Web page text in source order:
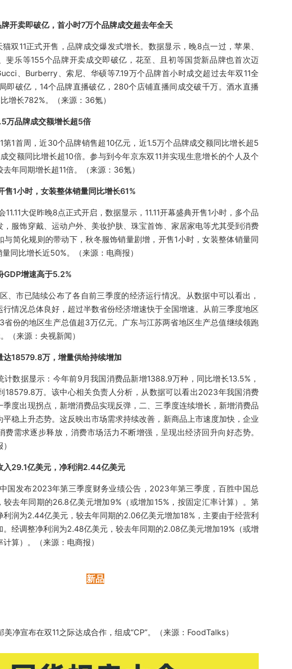
开卖即破亿，首小时7万个品牌成交超去年全天
双11正式开售，品牌成交爆发式增长。数据显示，晚8点一过，苹果、
斐乐等155个品牌开卖成交即破亿，花至、且初等国货新品牌也首次迈
、Burberry、索尼、华硕等7.19万个品牌首小时成交超过去年双11全
即破亿，14个品牌直播破亿，280个店铺直播间成交破千万。酒水直播
增长782%。（来源：36氪）
万品牌成交额增长超5倍
第1首周，近30个品牌销售超10亿元，近1.5万个品牌成交额同比增长超5
交额同比增长超10倍。参与到今年京东双11并实现生意增长的个人及个
年同期增长超11倍。（来源：36氪）
售1小时，女装整体销量同比增长61%
11.11大促昨晚8点正式开启，数据显示，11.11开幕盛典开售1小时，多个品
，服饰穿戴、运动户外、美妆护肤、珠宝首饰、家居家电等尤其受到消费
与简化规则的带动下，秋冬服饰销量剧增，开售1小时，女装整体销量同
同比增长近50%。（来源：电商报）
GDP增速高于5.2%
、市已陆续公布了各自前三季度的经济运行情况。从数据中可以看出，
行情况总体良好，超过半数省份经济增速快于全国增速。从前三季度地区
省份的地区生产总值超3万亿元。广东与江苏两省地区生产总值继续领跑
（来源：央视新闻）
达18579.8万，增量供给持续增加
计数据显示：今年前9月我国消费品新增1388.9万种，同比增长13.5%，
18579.8万。该中心相关负责人分析，从数据可以看出2023年我国消费
季度出现拐点，新增消费品实现反弹，二、三季度连续增长，新增消费品
平稳上升态势。这反映出市场需求持续改善，新商品上市速度加快，企业
费需求逐步释放，消费市场活力不断增强，呈现出经济回升向好态势。
入29.1亿美元，净利润2.44亿美元
国发布2023年第三季度财务业绩公告，2023年第三季度，百胜中国总
较去年同期的26.8亿美元增加9%（或增加15%，按固定汇率计算）。第
利润为2.44亿美元，较去年同期的2.06亿美元增加18%，主要由于经营利
。经调整净利润为2.48亿美元，较去年同期的2.08亿美元增加19%（或增
算）。（来源：电商报）
新品
美净宣布在双11之际达成合作，组成“CP”。（来源：FoodTalks）